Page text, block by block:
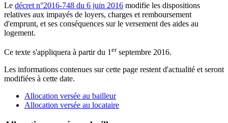
Le décret n°2016-748 du 6 juin 2016 modifie les dispositions
relatives aux impayés de loyers, charges et remboursement
d'emprunt, et ses conséquences sur le versement des aides au
logement.
Ce texte s'appliquera à partir du 1 erseptembre 2016.
Les informations contenues sur cette page restent d'actualité et seront
modifiées à cette date.
Allocation versée au bailleur
Allocation versée au locataire